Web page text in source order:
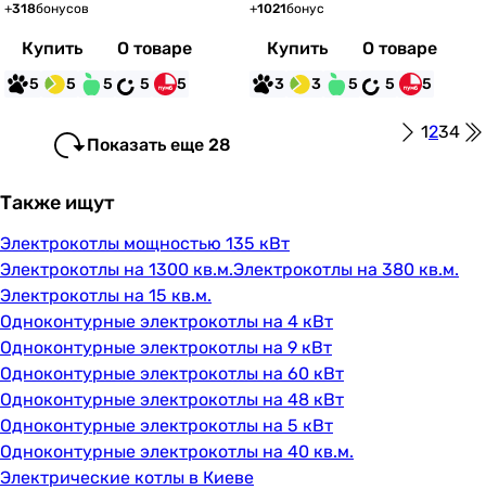
+318бонусов
Купить О товаре
5 5 5 5 5
+1021бонус
Купить О товаре
3 3 5 5 5
Показать еще 28
1234
Также ищут
Электрокотлы мощностью 135 кВт
Электрокотлы на 1300 кв.м.Электрокотлы на 380 кв.м.
Электрокотлы на 15 кв.м.
Одноконтурные электрокотлы на 4 кВт
Одноконтурные электрокотлы на 9 кВт
Одноконтурные электрокотлы на 60 кВт
Одноконтурные электрокотлы на 48 кВт
Одноконтурные электрокотлы на 5 кВт
Одноконтурные электрокотлы на 40 кв.м.
Электрические котлы в Киеве